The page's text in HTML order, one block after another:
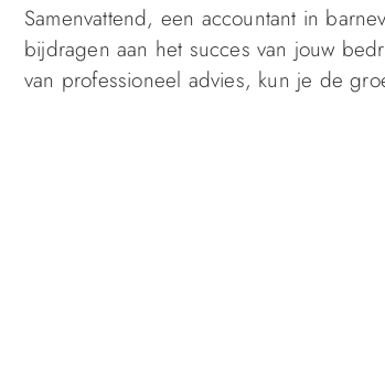
Samenvattend, een accountant in
bijdragen aan het succes van jouw
van professioneel advies, kun je de